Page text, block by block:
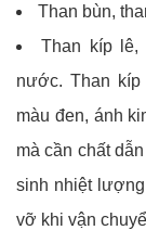
Than bùn,
Than kíp lê,
nước. Than kíp
màu đen, ánh
mà cần chất
sinh nhiệt
vỡ khi vận